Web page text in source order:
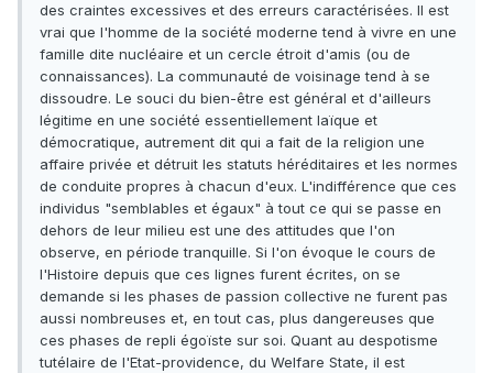
des craintes excessives et des erreurs caractérisées. Il est
vrai que l'homme de la société moderne tend à vivre en une
famille dite nucléaire et un cercle étroit d'amis (ou de
connaissances). La communauté de voisinage tend à se
dissoudre. Le souci du bien-être est général et d'ailleurs
légitime en une société essentiellement laïque et
démocratique, autrement dit qui a fait de la religion une
affaire privée et détruit les statuts héréditaires et les normes
de conduite propres à chacun d'eux. L'indifférence que ces
individus "semblables et égaux" à tout ce qui se passe en
dehors de leur milieu est une des attitudes que l'on
observe, en période tranquille. Si l'on évoque le cours de
l'Histoire depuis que ces lignes furent écrites, on se
demande si les phases de passion collective ne furent pas
aussi nombreuses et, en tout cas, plus dangereuses que
ces phases de repli égoïste sur soi. Quant au despotisme
tutélaire de l'Etat-providence, du Welfare State, il est